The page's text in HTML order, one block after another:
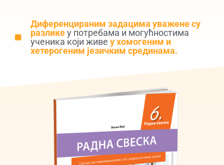
Диференцираним задацима уважене су
разликеу потребама и могућностима
ученика који живе у хомогеним и
хетерогеним језичким срединама.